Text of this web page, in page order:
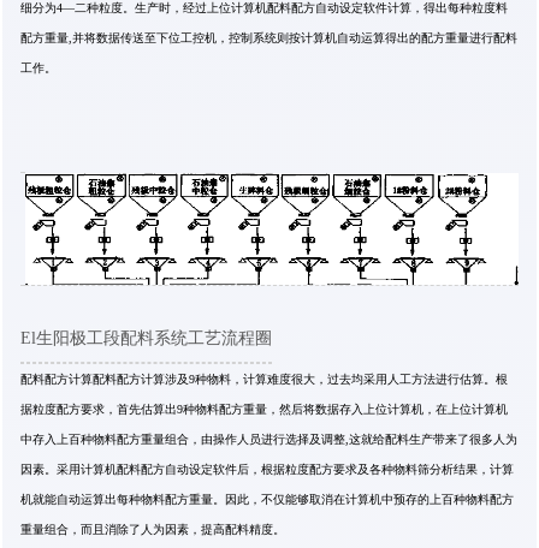
细分为4—二种粒度。生产时，经过上位计算机配料配方自动设定软件计算，得出每种粒度料
配方重量,并将数据传送至下位工控机，控制系统则按计算机自动运算得出的配方重量进行配料
工作。
El生阳极工段配料系统工艺流程圈
配料配方计算配料配方计算涉及9种物料，计算难度很大，过去均采用人工方法进行估算。根
据粒度配方要求，首先估算出9种物料配方重量，然后将数据存入上位计算机，在上位计算机
中存入上百种物料配方重量组合，由操作人员进行选择及调整,这就给配料生产带来了很多人为
因素。采用计算机配料配方自动设定软件后，根据粒度配方要求及各种物料筛分析结果，计算
机就能自动运算出每种物料配方重量。因此，不仅能够取消在计算机中预存的上百种物料配方
重量组合，而且消除了人为因素，提高配料精度。